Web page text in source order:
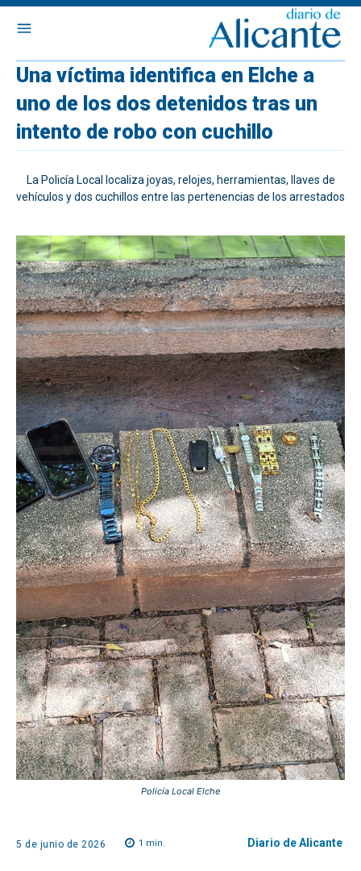
Una víctima identifica en Elche a
uno de los dos detenidos tras un
intento de robo con cuchillo
La Policía Local localiza joyas, relojes, herramientas, llaves de
vehículos y dos cuchillos entre las pertenencias de los arrestados
Policía Local Elche
5 de junio de 2026 1 min. Diario de Alicante